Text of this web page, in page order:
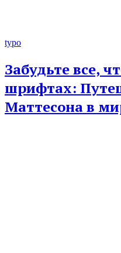
typo
Забудьте все,
шрифтах:
Маттесона в